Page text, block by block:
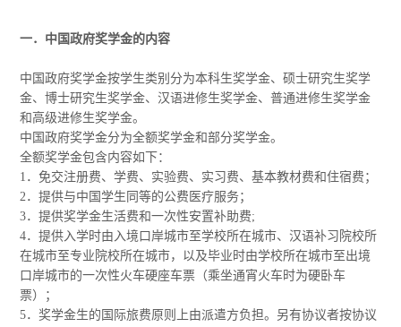
一．中国政府奖学金的内容
中国政府奖学金按学生类别分为本科生奖学金、硕士研究生奖学
金、博士研究生奖学金、汉语进修生奖学金、普通进修生奖学金
和高级进修生奖学金。
中国政府奖学金分为全额奖学金和部分奖学金。
全额奖学金包含内容如下：
1．免交注册费、学费、实验费、实习费、基本教材费和住宿费；
2．提供与中国学生同等的公费医疗服务；
3．提供奖学金生活费和一次性安置补助费;
4．提供入学时由入境口岸城市至学校所在城市、汉语补习院校所
在城市至专业院校所在城市，以及毕业时由学校所在城市至出境
口岸城市的一次性火车硬座车票（乘坐通宵火车时为硬卧车
票）；
5．奖学金生的国际旅费原则上由派遣方负担。另有协议者按协议